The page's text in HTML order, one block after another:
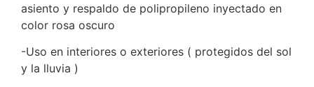
asiento y respaldo de polipropileno inyectado en
color rosa oscuro
-Uso en interiores o exteriores ( protegidos del sol
y la lluvia )